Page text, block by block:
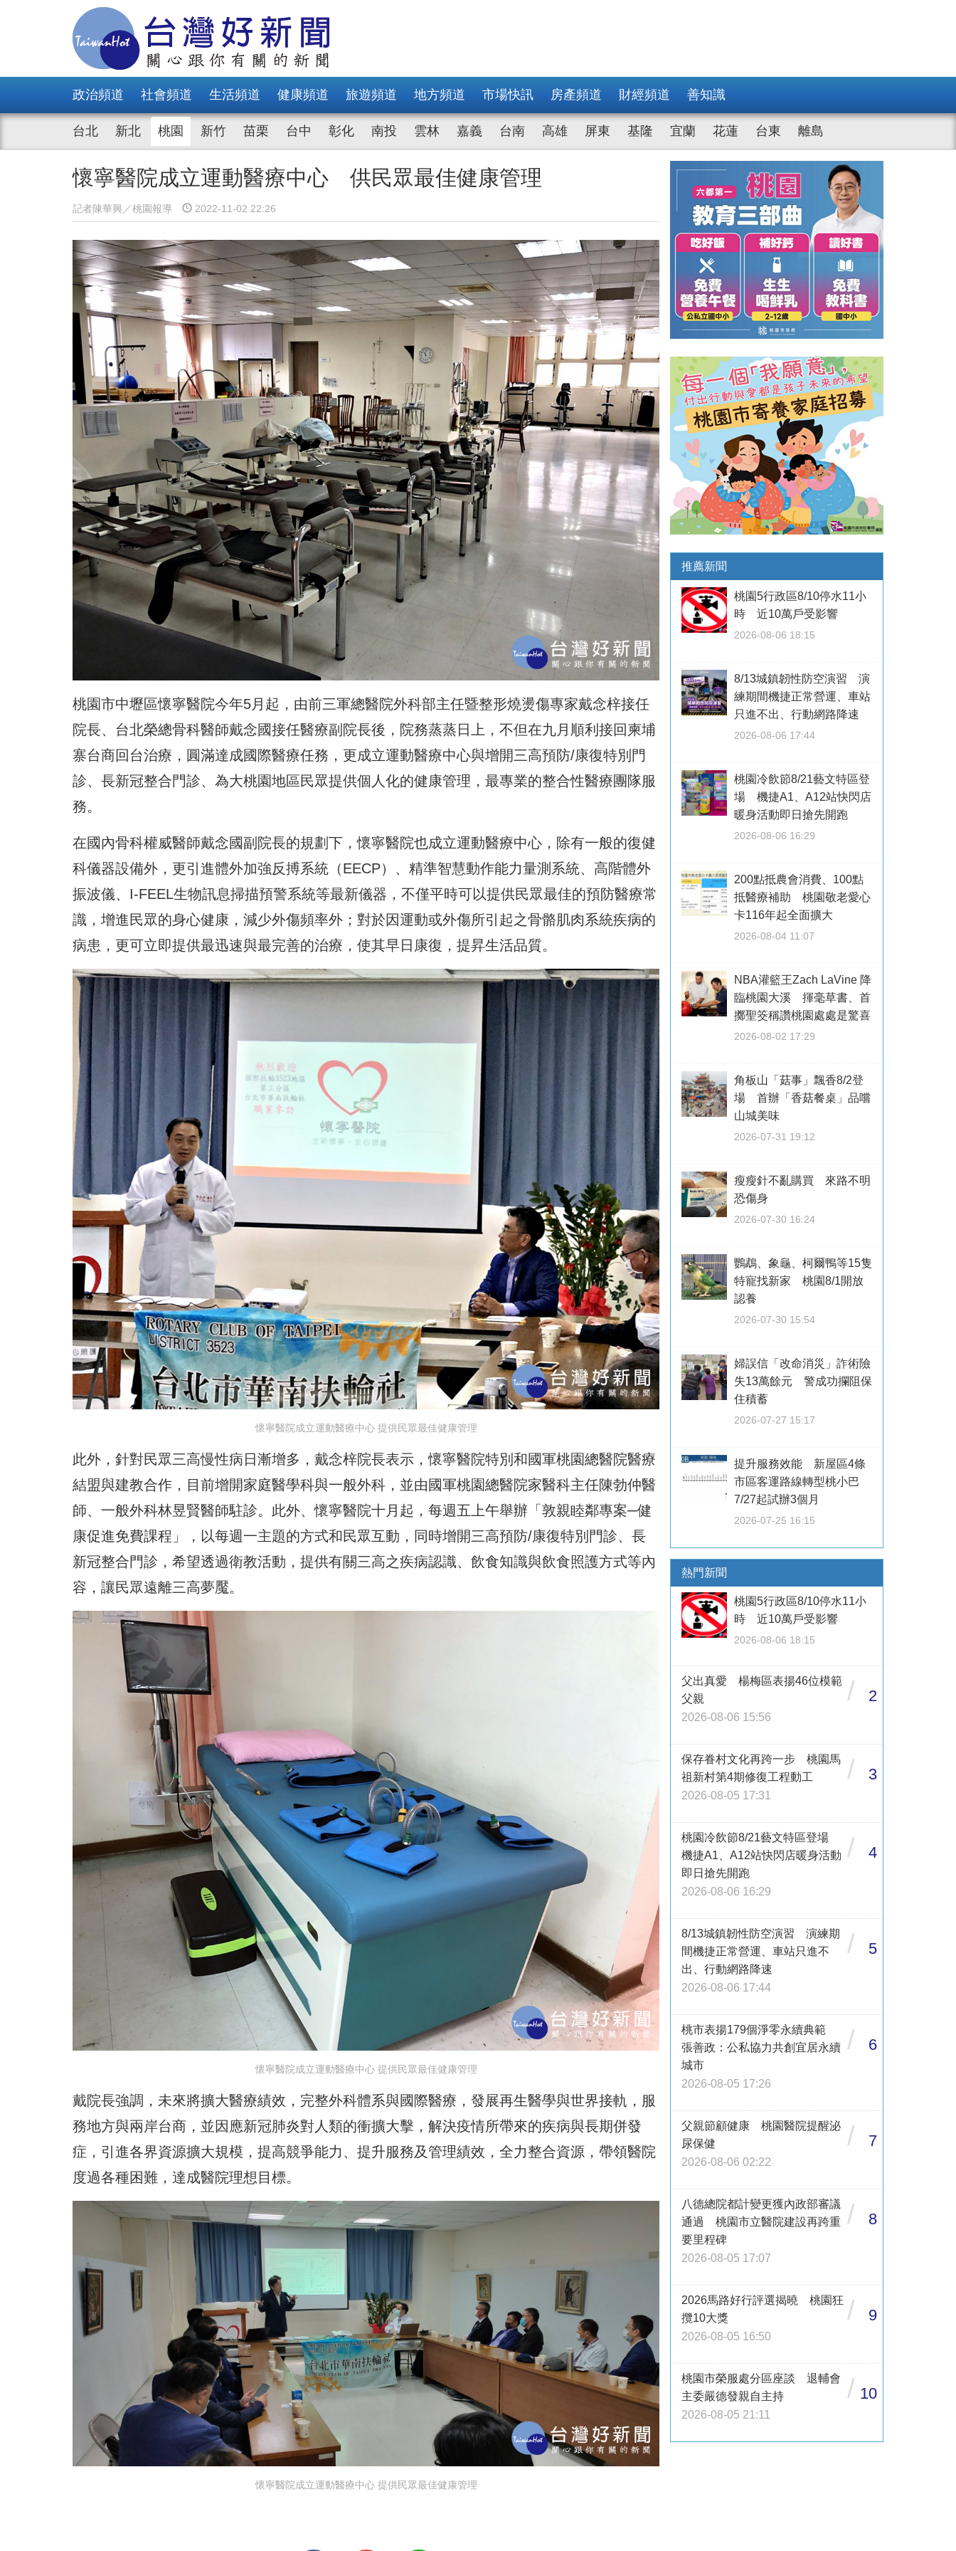
政治頻道 社會頻道 生活頻道 健康頻道 旅遊頻道 地方頻道 市場快訊 房產頻道 財經頻道 善知識
台北 新北 桃園 新竹 苗栗 台中 彰化 南投 雲林 嘉義 台南 高雄 屏東 基隆 宜蘭 花蓮 台東 離島
懷寧醫院成立運動醫療中心 供民眾最佳健康管理
記者陳華興／桃園報導 2022-11-02 22:26
桃園市中壢區懷寧醫院今年5月起，由前三軍總醫院外科部主任暨整形燒燙傷專家戴念梓接任
院長、台北榮總骨科醫師戴念國接任醫療副院長後，院務蒸蒸日上，不但在九月順利接回柬埔
寨台商回台治療，圓滿達成國際醫療任務，更成立運動醫療中心與增開三高預防/康復特別門
診、長新冠整合門診、為大桃園地區民眾提供個人化的健康管理，最專業的整合性醫療團隊服
務。
在國內骨科權威醫師戴念國副院長的規劃下，懷寧醫院也成立運動醫療中心，除有一般的復健
科儀器設備外，更引進體外加強反搏系統（EECP）、精準智慧動作能力量測系統、高階體外
振波儀、I-FEEL生物訊息掃描預警系統等最新儀器，不僅平時可以提供民眾最佳的預防醫療常
識，增進民眾的身心健康，減少外傷頻率外；對於因運動或外傷所引起之骨骼肌肉系統疾病的
病患，更可立即提供最迅速與最完善的治療，使其早日康復，提昇生活品質。
懷寧醫院成立運動醫療中心 提供民眾最佳健康管理
此外，針對民眾三高慢性病日漸增多，戴念梓院長表示，懷寧醫院特別和國軍桃園總醫院醫療
結盟與建教合作，目前增開家庭醫學科與一般外科，並由國軍桃園總醫院家醫科主任陳勃仲醫
師、一般外科林昱賢醫師駐診。此外、懷寧醫院十月起，每週五上午舉辦「敦親睦鄰專案─健
康促進免費課程」，以每週一主題的方式和民眾互動，同時增開三高預防/康復特別門診、長
新冠整合門診，希望透過衛教活動，提供有關三高之疾病認識、飲食知識與飲食照護方式等內
容，讓民眾遠離三高夢魘。
懷寧醫院成立運動醫療中心 提供民眾最佳健康管理
戴院長強調，未來將擴大醫療績效，完整外科體系與國際醫療，發展再生醫學與世界接軌，服
務地方與兩岸台商，並因應新冠肺炎對人類的衝擴大擊，解決疫情所帶來的疾病與長期併發
症，引進各界資源擴大規模，提高競爭能力、提升服務及管理績效，全力整合資源，帶領醫院
度過各種困難，達成醫院理想目標。
懷寧醫院成立運動醫療中心 提供民眾最佳健康管理
推薦新聞
桃園5行政區8/10停水11小
時 近10萬戶受影響
2026-08-06 18:15
8/13城鎮韌性防空演習 演
練期間機捷正常營運、車站
只進不出、行動網路降速
2026-08-06 17:44
桃園冷飲節8/21藝文特區登
場 機捷A1、A12站快閃店
暖身活動即日搶先開跑
2026-08-06 16:29
200點抵農會消費、100點
抵醫療補助 桃園敬老愛心
卡116年起全面擴大
2026-08-04 11:07
NBA灌籃王Zach LaVine 降
臨桃園大溪 揮毫草書、首
擲聖筊稱讚桃園處處是驚喜
2026-08-02 17:29
角板山「菇事」飄香8/2登
場 首辦「香菇餐桌」品嚐
山城美味
2026-07-31 19:12
瘦瘦針不亂購買 來路不明
恐傷身
2026-07-30 16:24
鸚鵡、象龜、柯爾鴨等15隻
特寵找新家 桃園8/1開放
認養
2026-07-30 15:54
婦誤信「改命消災」詐術險
失13萬餘元 警成功攔阻保
住積蓄
2026-07-27 15:17
提升服務效能 新屋區4條
市區客運路線轉型桃小巴
7/27起試辦3個月
2026-07-25 16:15
熱門新聞
桃園5行政區8/10停水11小
時 近10萬戶受影響
2026-08-06 18:15
父出真愛 楊梅區表揚46位模範
父親
2026-08-06 15:56
/ 2
保存眷村文化再跨一步 桃園馬
祖新村第4期修復工程動工
2026-08-05 17:31
/ 3
桃園冷飲節8/21藝文特區登場
機捷A1、A12站快閃店暖身活動
即日搶先開跑
2026-08-06 16:29
/ 4
8/13城鎮韌性防空演習 演練期
間機捷正常營運、車站只進不
出、行動網路降速
2026-08-06 17:44
/ 5
桃市表揚179個淨零永續典範
張善政：公私協力共創宜居永續
城市
2026-08-05 17:26
/ 6
父親節顧健康 桃園醫院提醒泌
尿保健
2026-08-06 02:22
/ 7
八德總院都計變更獲內政部審議
通過 桃園市立醫院建設再跨重
要里程碑
2026-08-05 17:07
/ 8
2026馬路好行評選揭曉 桃園狂
攬10大獎
2026-08-05 16:50
/ 9
桃園市榮服處分區座談 退輔會
主委嚴德發親自主持
2026-08-05 21:11
/ 10